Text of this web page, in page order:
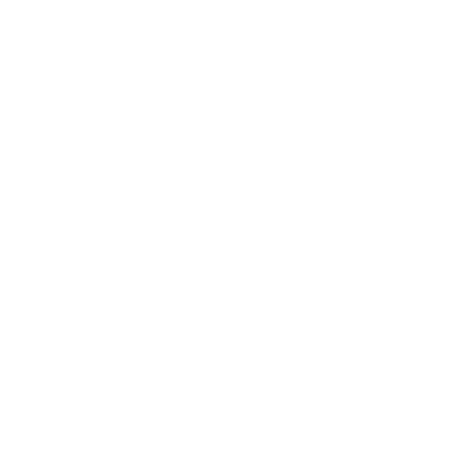
Für den
hat er bereits die
Artemide steht
in Italy. Preise und
erhalten.